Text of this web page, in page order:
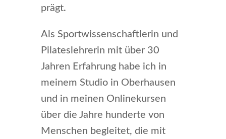
prägt.
Als Sportwissenschaftlerin und
Pilateslehrerin mit über 30
Jahren Erfahrung habe ich in
meinem Studio in Oberhausen
und in meinen Onlinekursen
über die Jahre hunderte von
Menschen begleitet, die mit